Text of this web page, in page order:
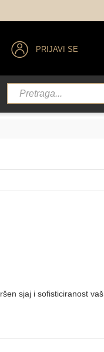
PRIJAVI SE
sjaj i sofisticiranost